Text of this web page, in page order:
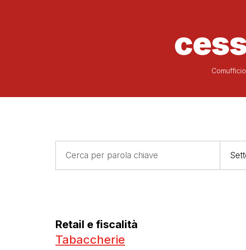
Comufficio
Retail e fiscalità
Tabaccherie